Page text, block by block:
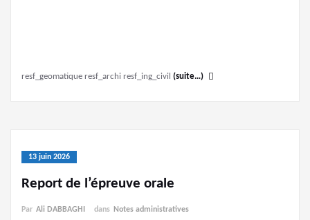
resf_geomatique resf_archi resf_ing_civil (suite…)
13 juin 2026
Report de l’épreuve orale
Par Ali DABBAGHI dans Notes administratives